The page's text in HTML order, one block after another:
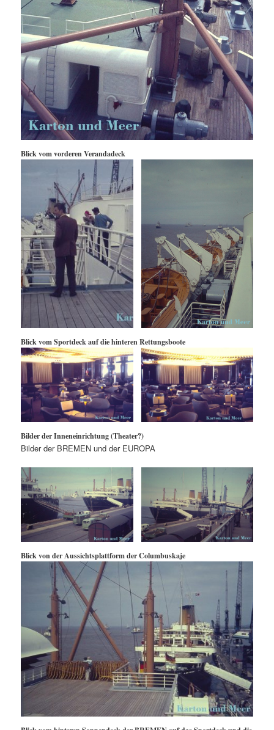
Blick vom vorderen Verandadeck
Blick vom Sportdeck auf die hinteren Rettungsboote
Bilder der Inneneinrichtung (Theater?)
Bilder der BREMEN und der EUROPA
Blick von der Aussichtsplattform der Columbuskaje